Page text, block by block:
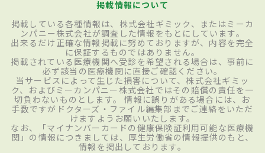
掲載情報について
掲載している各種情報は、株式会社ギミック、またはミーカ
ンパニー株式会社が調査した情報をもとにしています。
出来るだけ正確な情報掲載に努めておりますが、内容を完全
に保証するものではありません。
掲載されている医療機関へ受診を希望される場合は、事前に
必ず該当の医療機関に直接ご確認ください。
当サービスによって生じた損害について、株式会社ギミッ
ク、およびミーカンパニー株式会社ではその賠償の責任を一
切負わないものとします。 情報に誤りがある場合には、お
手数ですがドクターズ・ファイル編集部までご連絡をいただ
けますようお願いいたします。
なお、「マイナンバーカードの健康保険証利用可能な医療機
関」の情報につきましては、厚生労働省の情報提供のもと、
情報を掲出しております。